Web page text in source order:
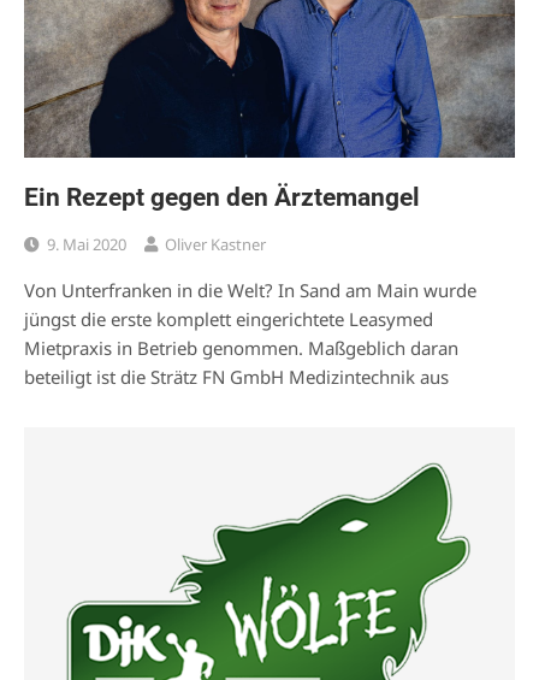
Ein Rezept gegen den Ärztemangel
9. Mai 2020 Oliver Kastner
Von Unterfranken in die Welt? In Sand am Main wurde
jüngst die erste komplett eingerichtete Leasymed
Mietpraxis in Betrieb genommen. Maßgeblich daran
beteiligt ist die Strätz FN GmbH Medizintechnik aus